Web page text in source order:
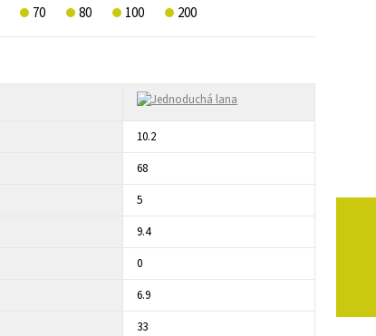
70 80 100 200
10.2
68
5
9.4
0
6.9
33